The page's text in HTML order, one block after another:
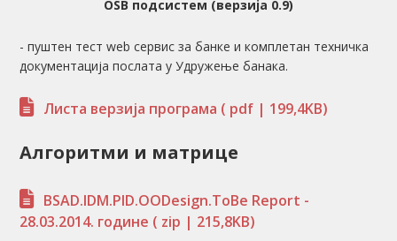
OSB подсистем (верзија 0.9)
- пуштен тест web сервис за банке и комплетан техничка
документација послата у Удружење банака.
Листа верзија програма ( pdf | 199,4KB)
Алгоритми и матрице
BSAD.IDM.PID.OODesign.ToBe Report -
28.03.2014. године ( zip | 215,8KB)